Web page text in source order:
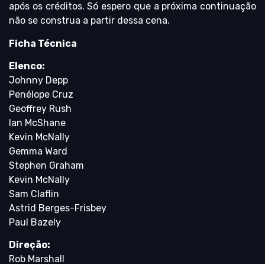
após os créditos. Só espero que a próxima continuação
não se construa a partir dessa cena.
Ficha Técnica
Elenco:
Johnny Depp
Penélope Cruz
Geoffrey Rush
Ian McShane
Kevin McNally
Gemma Ward
Stephen Graham
Kevin McNally
Sam Claflin
Astrid Berges-Frisbey
Paul Bazely
Direção:
Rob Marshall